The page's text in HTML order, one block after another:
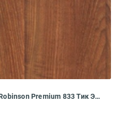
504035043 Ламинат Tarkett Robinson Premium 833 Тик Эллора